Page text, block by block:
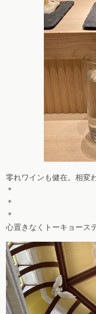
零れワインも健在。相変
＊
＊
＊
心置きなくトーキョース